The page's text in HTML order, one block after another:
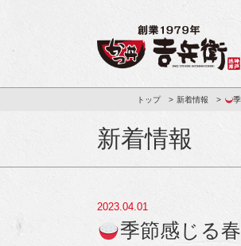
トップ 新着情報
新着情報
2023.04.01
季節感じる